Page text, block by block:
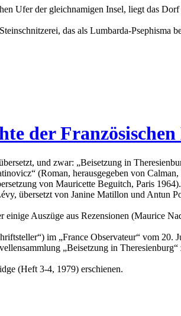
Ufer der gleichnamigen Insel, liegt das
das als Lumbarda-Psephisma
der
und zwar: „Beisetzung in
(Roman, herausgegeben von
von Mauricette Beguitch, Paris
übersetzt von Janine Matillon und Antun
Auszüge aus Rezensionen (Maurice
im „France Observateur“ vom
„Beisetzung in
(Heft 3-4, 1979) erschienen.